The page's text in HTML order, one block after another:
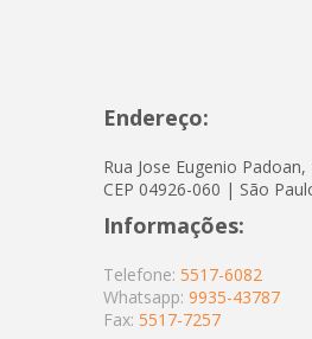
Endereço:
Rua Jose Eugenio Padoan,
CEP 04926-060 | São
Informações:
Telefone: 5517-6082
Whatsapp: 9935-43787
Fax: 5517-7257